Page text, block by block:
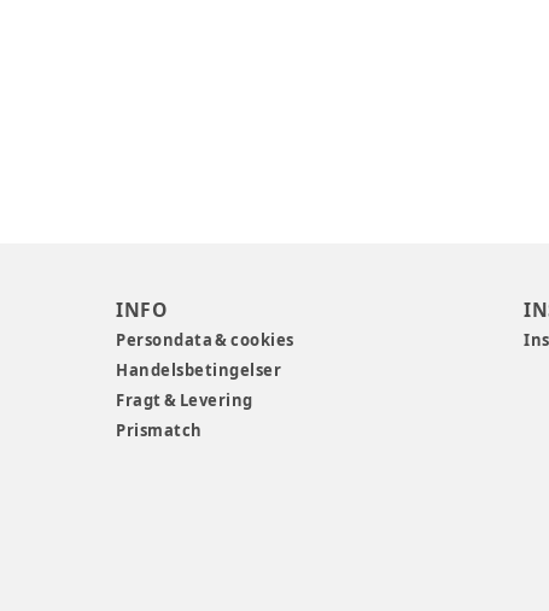
INFO
Persondata & cookies
Handelsbetingelser
Fragt & Levering
Prismatch